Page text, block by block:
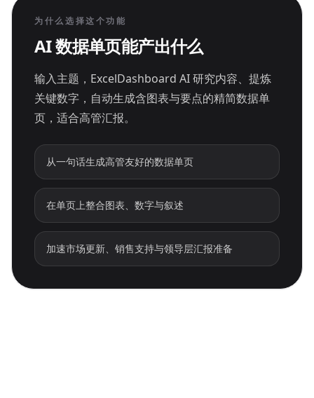
为什么选择这个功能
AI 数据单页能产出什么
输入主题，ExcelDashboard AI 研究内容、提炼
关键数字，自动生成含图表与要点的精简数据单
页，适合高管汇报。
从一句话生成高管友好的数据单页
在单页上整合图表、数字与叙述
加速市场更新、销售支持与领导层汇报准备